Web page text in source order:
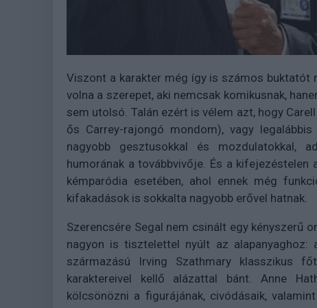
Viszont a karakter még így is számos buktatót
volna a szerepet, aki nemcsak komikusnak,
sem utolsó. Talán ezért is vélem azt, hogy
ős Carrey-rajongó mondom), vagy
nagyobb gesztusokkal és mozdulatokkal,
humorának a továbbvivője. És a
kémparódia esetében, ahol ennek még
kifakadások is sokkalta nagyobb erővel hatnak.
Szerencsére Segal nem csinált egy kényszerű
nagyon is tisztelettel nyúlt az
származású Irving Szathmary klasszikus
karaktereivel kellő alázattal bánt. Anne
kölcsönözni a figurájának, civódásaik,